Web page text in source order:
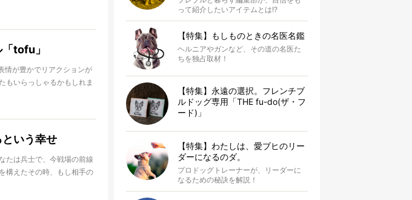
んなものがお確かめくだ
tofu」
情が豊かでリアクションが
もいらっしゃるかもしれま
いう幸せ
たは兵士で、今戦場の前線
構えたその時、もし相手の
ことができるだろうか。
って紹介したいアイテムとは!?
【特集】もしものときの名医名鑑
ヘルニアやガンなど、その道の名医た
ちを独占取材！
【特集】永遠の選択。フレンチブ
ルドッグ専用「THE fu-do(ザ・フ
ード)」
【特集】わたしは、愛ブヒのリー
ダーになるのダ。
プロドッグトレーナーが、リーダーに
なるための秘訣を解説！